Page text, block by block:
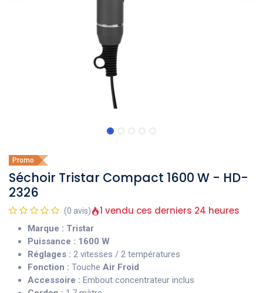
Promo
Séchoir Tristar Compact 1600 W - HD-
2326
(0 avis) 1 vendu ces derniers 24 heures
Marque : Tristar
Puissance : 1600 W
Réglages : 2 vitesses / 2 températures
Fonction : Touche Air Froid
Accessoire : Embout concentrateur inclus